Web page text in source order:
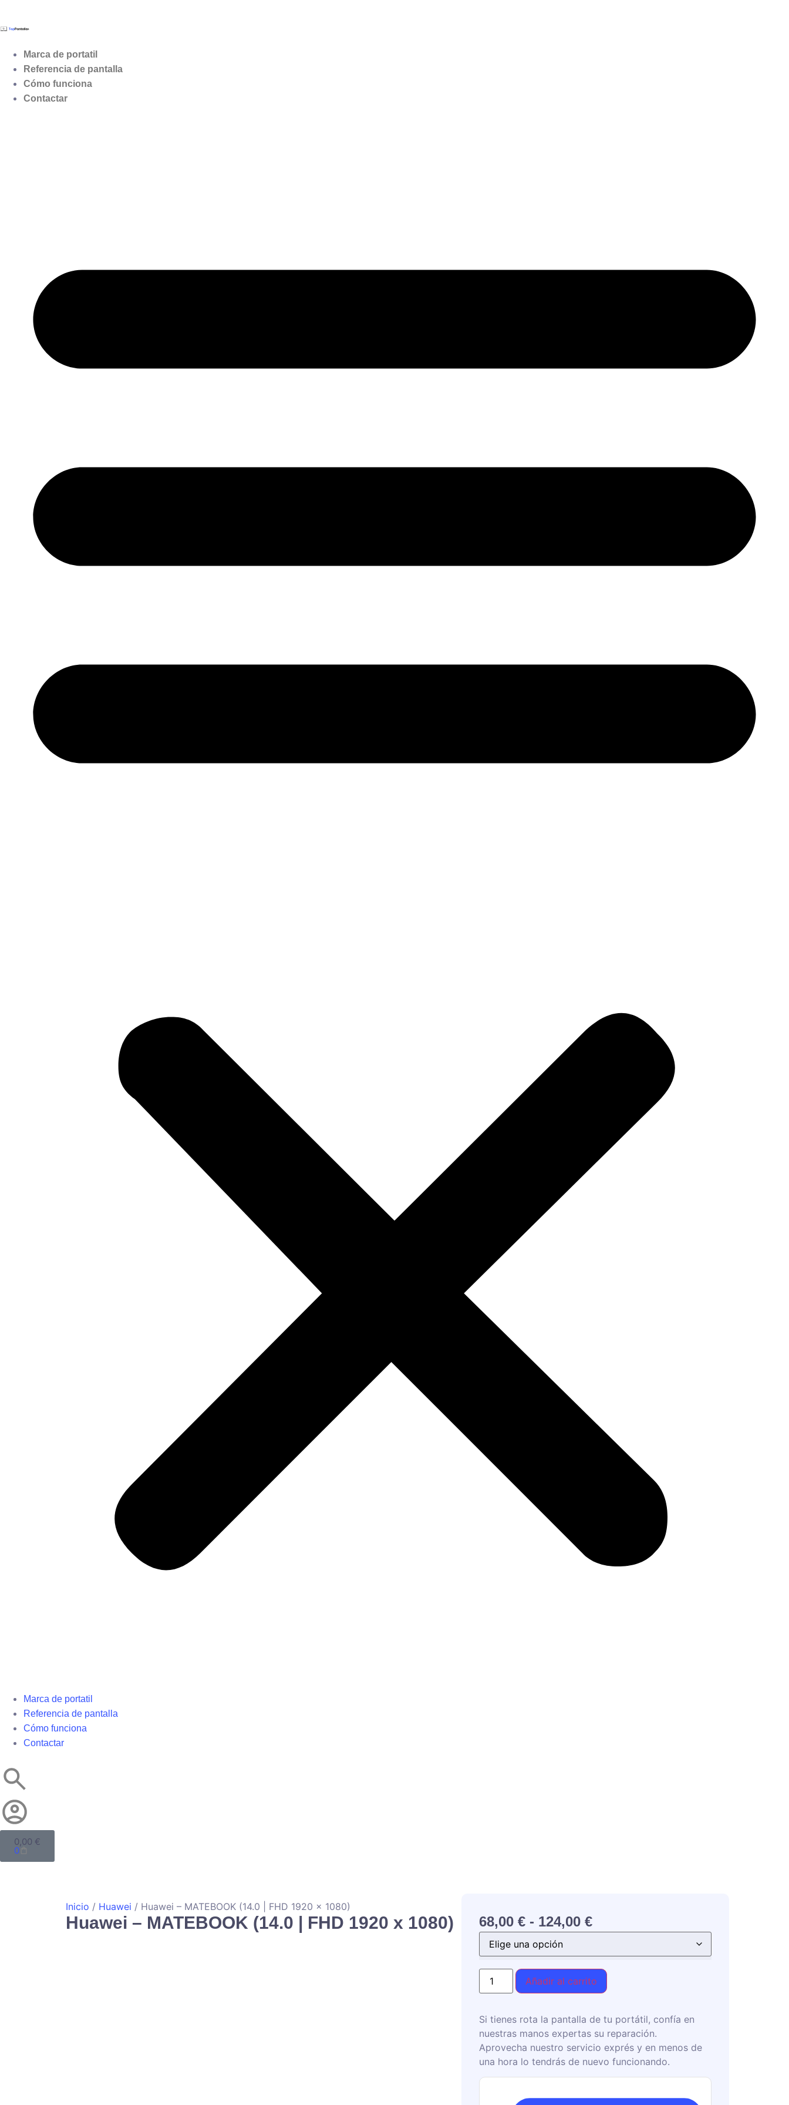
Marca de portatil
Referencia de pantalla
Cómo funciona
Contactar
Marca de portatil
Referencia de pantalla
Cómo funciona
Contactar
0,00 €
0
Inicio / Huawei / Huawei – MATEBOOK (14.0 | FHD 1920 x 1080)
Huawei – MATEBOOK (14.0 | FHD 1920 x 1080) 68,00 € - 124,00 €
Añadir al carrito
Si tienes rota la pantalla de tu portátil, confía en
nuestras manos expertas su reparación.
Aprovecha nuestro servicio exprés y en menos de
una hora lo tendrás de nuevo funcionando.